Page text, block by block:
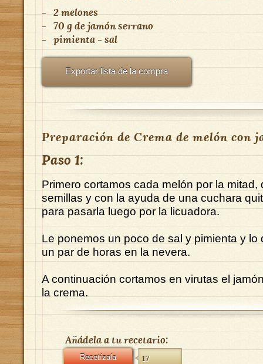
- 2 melones
- 70 g de jamón serrano
- pimienta - sal
Exportar lista de la compra
Preparación de Crema de melón con
Paso 1:
Primero cortamos cada melón por la mitad,
semillas y con la ayuda de una cuchara
para pasarla luego por la licuadora.
Le ponemos un poco de sal y pimienta y lo
un par de horas en la nevera.
A continuación cortamos en virutas el
la crema.
Añádela a tu recetario:
Recetízala 17